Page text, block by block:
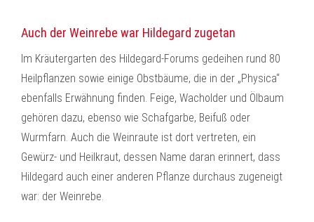
Auch der Weinrebe war Hildegard zugetan
Im Kräutergarten des Hildegard-Forums gedeihen rund 80
Heilpflanzen sowie einige Obstbäume, die in der „Physica“
ebenfalls Erwähnung finden. Feige, Wacholder und Ölbaum
gehören dazu, ebenso wie Schafgarbe, Beifuß oder
Wurmfarn. Auch die Weinraute ist dort vertreten, ein
Gewürz- und Heilkraut, dessen Name daran erinnert, dass
Hildegard auch einer anderen Pflanze durchaus zugeneigt
war: der Weinrebe.